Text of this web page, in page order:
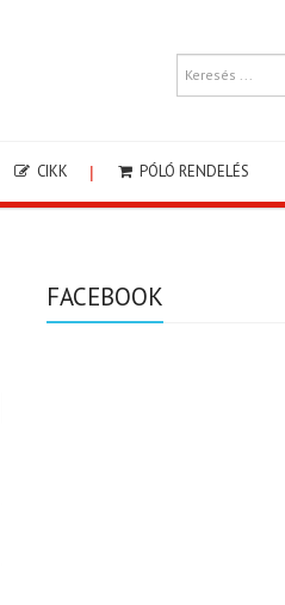
CIKK PÓLÓ RENDELÉS
FACEBOOK